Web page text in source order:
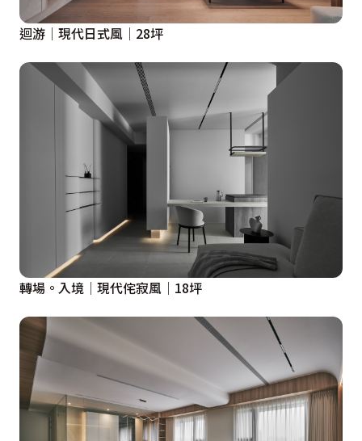
迴游│現代日式風│28坪
轉場。入境│現代侘寂風│18坪